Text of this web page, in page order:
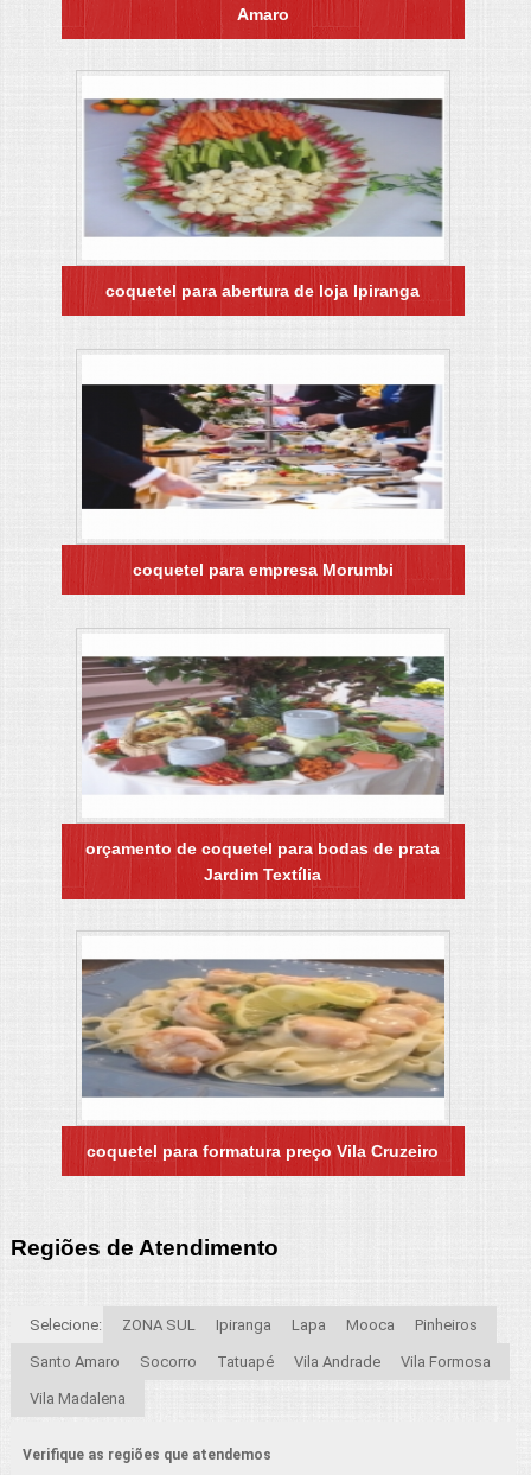
Amaro
coquetel para abertura de loja Ipiranga
coquetel para empresa Morumbi
orçamento de coquetel para bodas de prata
Jardim Textília
coquetel para formatura preço Vila Cruzeiro
Regiões de Atendimento
Selecione: ZONA SUL Ipiranga Lapa Mooca Pinheiros
Santo Amaro Socorro Tatuapé Vila Andrade Vila Formosa
Vila Madalena
Verifique as regiões que atendemos